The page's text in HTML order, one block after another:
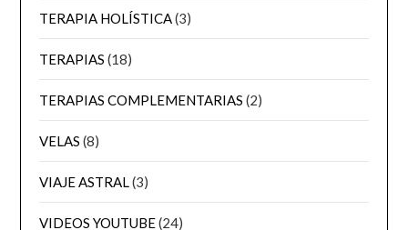
TERAPIA HOLÍSTICA(3)
TERAPIAS (18)
TERAPIAS COMPLEMENTARIAS (2)
VELAS (8)
VIAJE ASTRAL(3)
VIDEOS YOUTUBE(24)